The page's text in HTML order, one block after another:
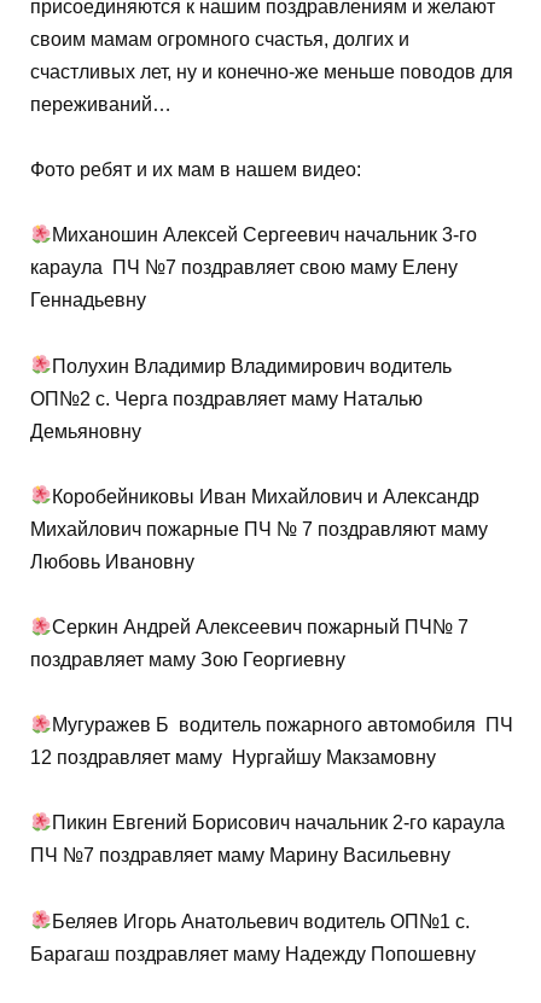
присоединяются к нашим поздравлениям и желают
своим мамам огромного счастья, долгих и
счастливых лет, ну и конечно-же меньше поводов для
переживаний…
Фото ребят и их мам в нашем видео:
Миханошин Алексей Сергеевич начальник 3-го
караула ПЧ №7 поздравляет свою маму Елену
Геннадьевну
Полухин Владимир Владимирович водитель
ОП№2 с. Черга поздравляет маму Наталью
Демьяновну
Коробейниковы Иван Михайлович и Александр
Михайлович пожарные ПЧ № 7 поздравляют маму
Любовь Ивановну
Серкин Андрей Алексеевич пожарный ПЧ№ 7
поздравляет маму Зою Георгиевну
Мугуражев Б водитель пожарного автомобиля ПЧ
12 поздравляет маму Нургайшу Макзамовну
Пикин Евгений Борисович начальник 2-го караула
ПЧ №7 поздравляет маму Марину Васильевну
Беляев Игорь Анатольевич водитель ОП№1 с.
Барагаш поздравляет маму Надежду Попошевну